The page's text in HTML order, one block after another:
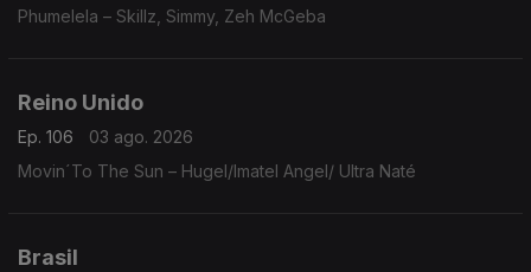
Phumelela – Skillz, Simmy, Zeh McGeba
Reino Unido
Ep. 106
03 ago. 2026
Movin´To The Sun – Hugel/Imatel Angel/ Ultra Naté
Brasil